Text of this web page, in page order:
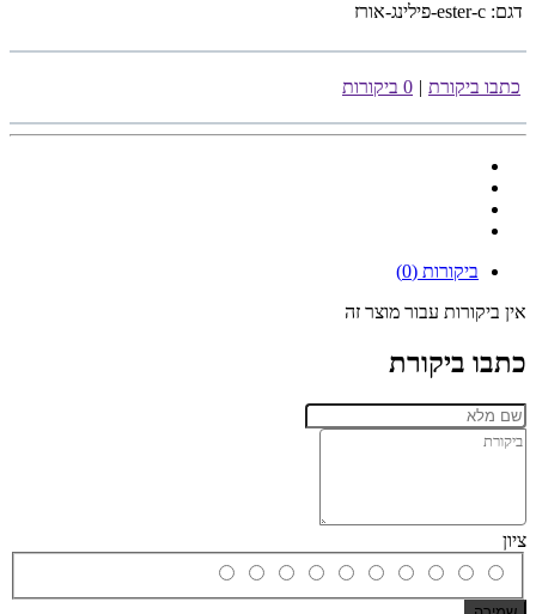
דגם: ester-c-פילינג-אורז
כתבו ביקורת | 0 ביקורות
ביקורות (0)
אין ביקורות עבור מוצר זה
כתבו ביקורת
ציון